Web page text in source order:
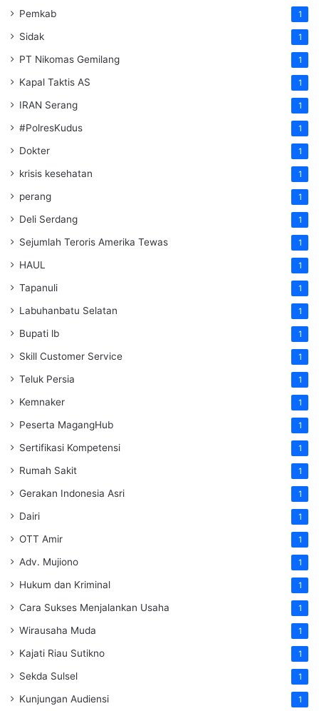
Pemkab 1
Sidak 1
PT Nikomas Gemilang 1
Kapal Taktis AS 1
IRAN Serang 1
#PolresKudus 1
Dokter 1
krisis kesehatan 1
perang 1
Deli Serdang 1
Sejumlah Teroris Amerika Tewas 1
HAUL 1
Tapanuli 1
Labuhanbatu Selatan 1
Bupati lb 1
Skill Customer Service 1
Teluk Persia 1
Kemnaker 1
Peserta MagangHub 1
Sertifikasi Kompetensi 1
Rumah Sakit 1
Gerakan Indonesia Asri 1
Dairi 1
OTT Amir 1
Adv. Mujiono 1
Hukum dan Kriminal 1
Cara Sukses Menjalankan Usaha 1
Wirausaha Muda 1
Kajati Riau Sutikno 1
Sekda Sulsel 1
Kunjungan Audiensi 1